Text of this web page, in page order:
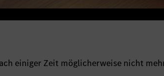
einiger Zeit möglicherweise nicht